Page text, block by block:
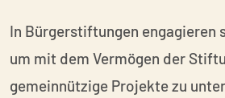
In Bürgerstiftungen engagieren
um mit dem Vermögen der
gemeinnützige Projekte zu